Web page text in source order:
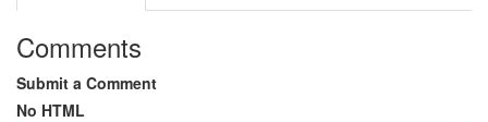
Comments
Submit a Comment
No HTML